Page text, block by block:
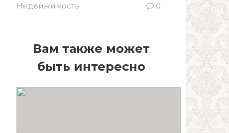
Недвижимость
0
Вам также может
быть интересно